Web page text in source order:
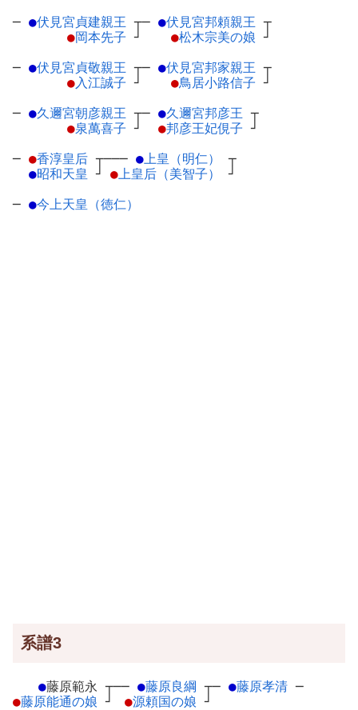
─ ●伏見宮貞建親王 ┬
●岡本先子 ┘
─ ●伏見宮邦頼親王 ┬
●松木宗美の娘 ┘
─ ●伏見宮貞敬親王 ┬
●入江誠子 ┘
─ ●伏見宮邦家親王 ┬
●鳥居小路信子 ┘
─ ●久邇宮朝彦親王 ┬
●泉萬喜子 ┘
─ ●久邇宮邦彦王 ┬
●邦彦王妃俔子 ┘
─ ●香淳皇后 ┬
●昭和天皇 ┘
─── ●上皇（明仁）
┬
●上皇后（美智子） ┘
─ ●今上天皇（徳仁）
系譜3
●藤原範永 ┬
●藤原能通の娘 ┘
── ●藤原良綱 ┬
●源頼国の娘 ┘
─ ●藤原孝清 ─